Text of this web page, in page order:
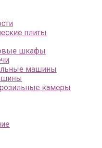
плиты
шкафы
машины
камеры